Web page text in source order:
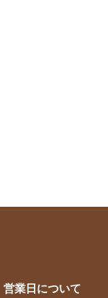
営業日について